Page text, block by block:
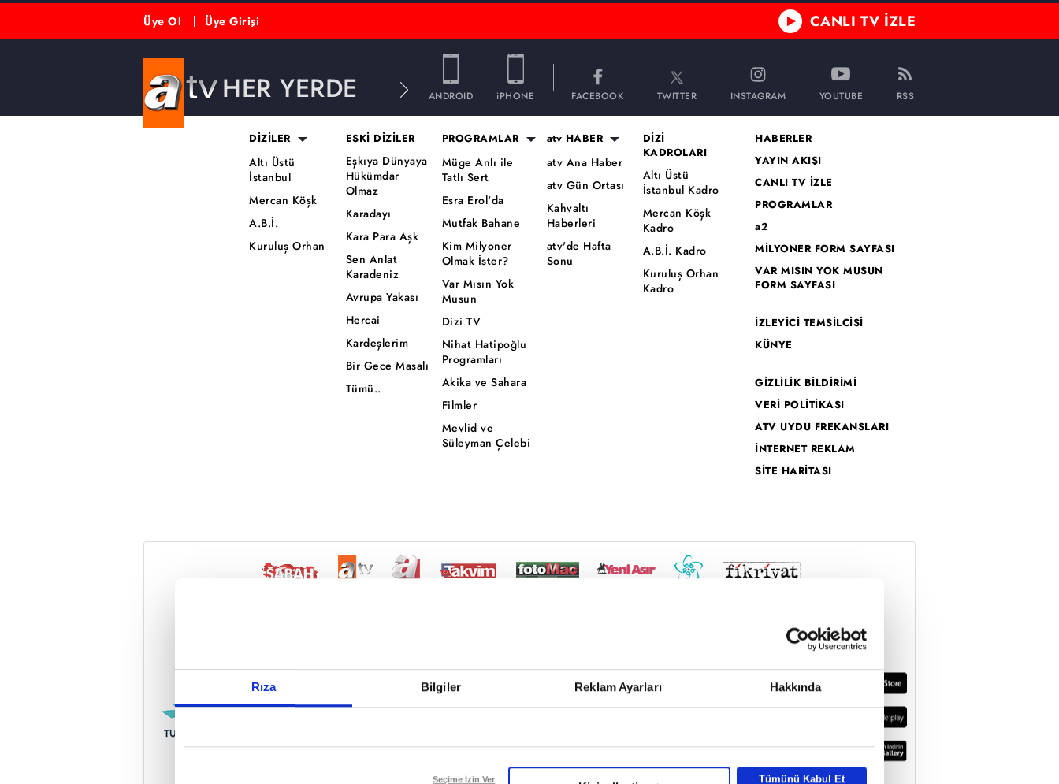
Rıza Bilgiler Reklam Ayarları Hakkında
Reddet
Seçime İzin Ver Tümünü Kabul Et
Üye Ol Üye Girişi CANLI TV İZLE
HER YERDE ANDROID iPHONE FACEBOOK TWITTER INSTAGRAM YOUTUBE RSS
DİZİLER
Altı Üstü
İstanbul
Mercan Köşk
A.B.İ.
Kuruluş Orhan
ESKİ DİZİLER
Eşkıya Dünyaya
Hükümdar
Olmaz
Karadayı
Kara Para Aşk
Sen Anlat
Karadeniz
Avrupa Yakası
Hercai
Kardeşlerim
Bir Gece Masalı
Tümü..
PROGRAMLAR
Müge Anlı ile
Tatlı Sert
Esra Erol'da
Mutfak Bahane
Kim Milyoner
Olmak İster?
Var Mısın Yok
Musun
Dizi TV
Nihat Hatipoğlu
Programları
Akika ve Sahara
Filmler
Mevlid ve
Süleyman Çelebi
atv HABER
atv Ana Haber
atv Gün Ortası
Kahvaltı
Haberleri
atv'de Hafta
Sonu
DİZİ
KADROLARI
Altı Üstü
İstanbul Kadro
Mercan Köşk
Kadro
A.B.İ. Kadro
Kuruluş Orhan
Kadro
HABERLER
YAYIN AKIŞI
CANLI TV İZLE
PROGRAMLAR
a2
MİLYONER FORM SAYFASI
VAR MISIN YOK MUSUN
FORM SAYFASI
İZLEYİCİ TEMSİLCİSİ
KÜNYE
GİZLİLİK BİLDİRİMİ
VERİ POLİTİKASI
ATV UYDU FREKANSLARI
İNTERNET REKLAM
SİTE HARİTASI